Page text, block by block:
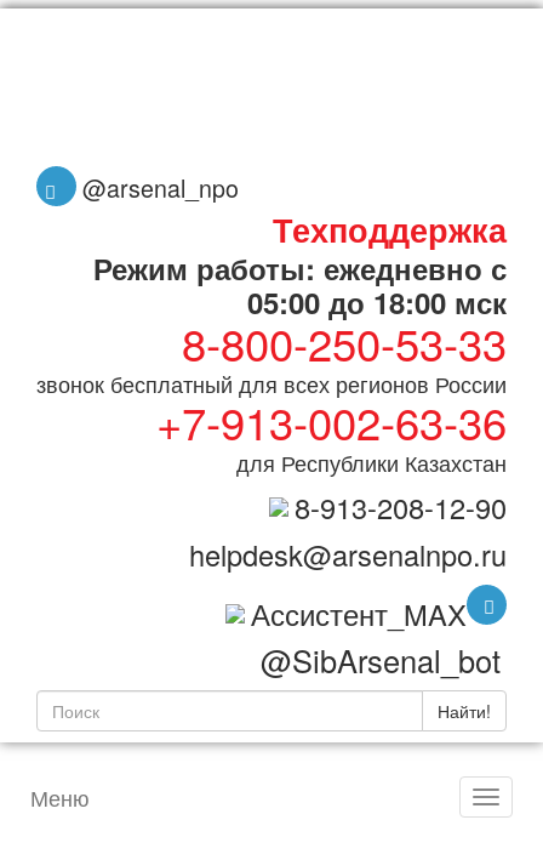
@arsenal_npo
Техподдержка
Режим работы: ежедневно с
05:00 до 18:00 мск
8-800-250-53-33
звонок бесплатный для всех регионов России
+7-913-002-63-36
для Республики Казахстан
8-913-208-12-90
helpdesk@arsenalnpo.ru
Ассистент_MAX
@SibArsenal_bot
Найти!
Меню